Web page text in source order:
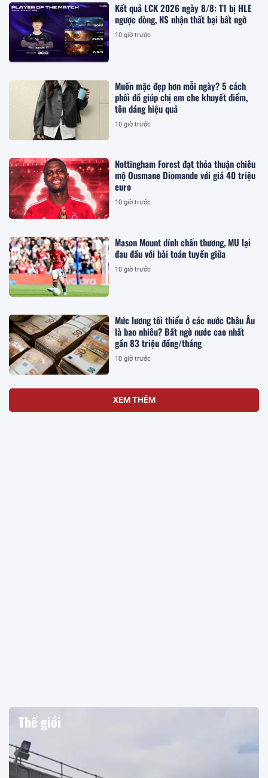
Kết quả LCK 2026 ngày 8/8: T1 bị HLE
ngược dòng, NS nhận thất bại bất ngờ
10 giờ trước
Muốn mặc đẹp hơn mỗi ngày? 5 cách
phối đồ giúp chị em che khuyết điểm,
tôn dáng hiệu quả
10 giờ trước
Nottingham Forest đạt thỏa thuận chiêu
mộ Ousmane Diomande với giá 40 triệu
euro
10 giờ trước
Mason Mount dính chấn thương, MU lại
đau đầu với bài toán tuyến giữa
10 giờ trước
Mức lương tối thiểu ở các nước Châu Âu
là bao nhiêu? Bất ngờ nước cao nhất
gần 83 triệu đồng/tháng
10 giờ trước
XEM THÊM
Thế giới